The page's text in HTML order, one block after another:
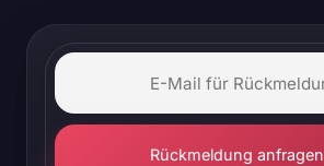
Rückmeldung anfragen